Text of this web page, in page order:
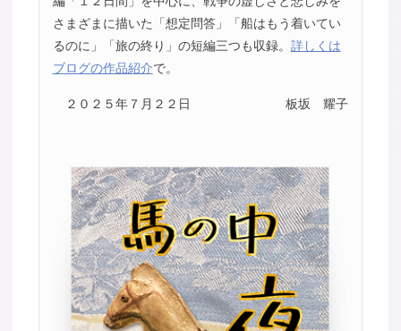
さまざまに描いた「想定問答」「船はもう着いてい
るのに」「旅の終り」の短編三つも収録。 詳しくは
ブログの作品紹介で。
２０２５年７月２２日 板坂 耀子